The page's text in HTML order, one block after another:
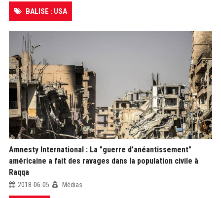
BALISE : USA
Amnesty International : La "guerre d'anéantissement"
américaine a fait des ravages dans la population civile à
Raqqa
2018-06-05 Médias